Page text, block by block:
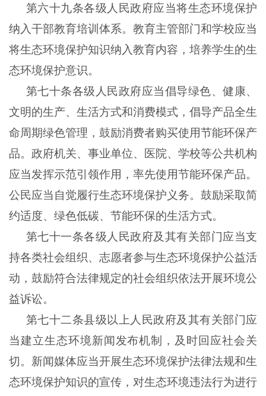
第六十九条各级人民政府应当将生态环境保护
纳入干部教育培训体系。教育主管部门和学校应当
将生态环境保护知识纳入教育内容，培养学生的生
态环境保护意识。
第七十条各级人民政府应当倡导绿色、健康、
文明的生产、生活方式和消费模式，倡导产品全生
命周期绿色管理，鼓励消费者购买使用节能环保产
品。政府机关、事业单位、医院、学校等公共机构
应当发挥示范引领作用，率先使用节能环保产品。
公民应当自觉履行生态环境保护义务。鼓励采取简
约适度、绿色低碳、节能环保的生活方式。
第七十一条各级人民政府及其有关部门应当支
持各类社会组织、志愿者参与生态环境保护公益活
动，鼓励符合法律规定的社会组织依法开展环境公
益诉讼。
第七十二条县级以上人民政府及其有关部门应
当建立生态环境新闻发布机制，及时回应社会关
切。新闻媒体应当开展生态环境保护法律法规和生
态环境保护知识的宣传，对生态环境违法行为进行